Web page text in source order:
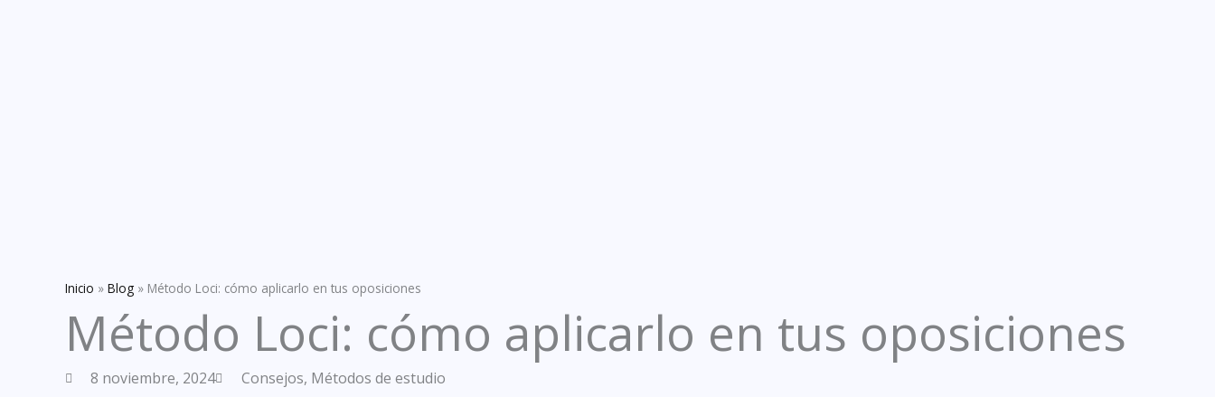
Inicio » Blog » Método Loci: cómo aplicarlo en tus oposiciones
Método Loci: cómo aplicarlo en tus oposiciones
8 noviembre, 2024 Consejos, Métodos de estudio